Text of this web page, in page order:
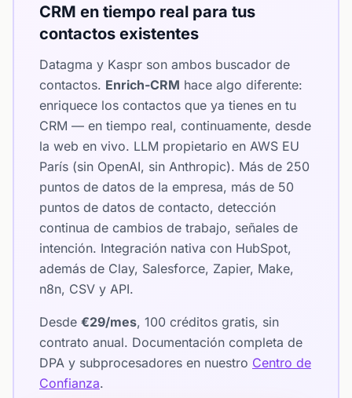
CRM en tiempo real para tus
contactos existentes
Datagma y Kaspr son ambos buscador de
contactos. Enrich-CRM hace algo diferente:
enriquece los contactos que ya tienes en tu
CRM — en tiempo real, continuamente, desde
la web en vivo. LLM propietario en AWS EU
París (sin OpenAI, sin Anthropic). Más de 250
puntos de datos de la empresa, más de 50
puntos de datos de contacto, detección
continua de cambios de trabajo, señales de
intención. Integración nativa con HubSpot,
además de Clay, Salesforce, Zapier, Make,
n8n, CSV y API.
Desde €29/mes, 100 créditos gratis, sin
contrato anual. Documentación completa de
DPA y subprocesadores en nuestro Centro de
Confianza.